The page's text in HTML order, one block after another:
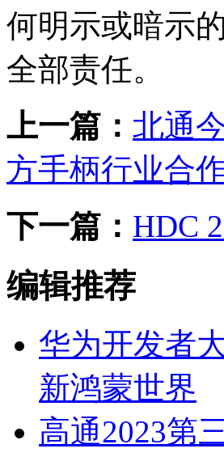
何明示或暗示
全部责任。
上一篇： 北通
方手柄行业合
下一篇： HDC
编辑推荐
华为开发者
新鸿蒙世界
高通2023第